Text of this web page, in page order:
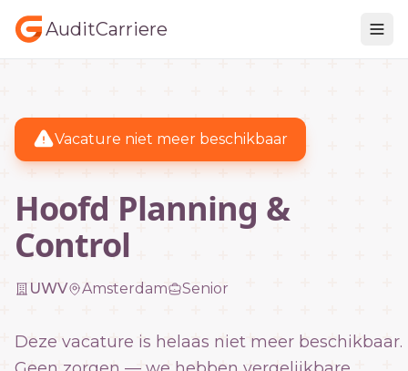
AuditCarriere
Vacature niet meer beschikbaar
Hoofd Planning &
Control
UWV Amsterdam Senior
Deze vacature is helaas niet meer beschikbaar.